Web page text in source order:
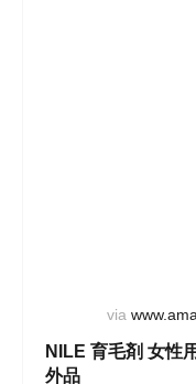
via
NILE 育毛剤 女性
外品